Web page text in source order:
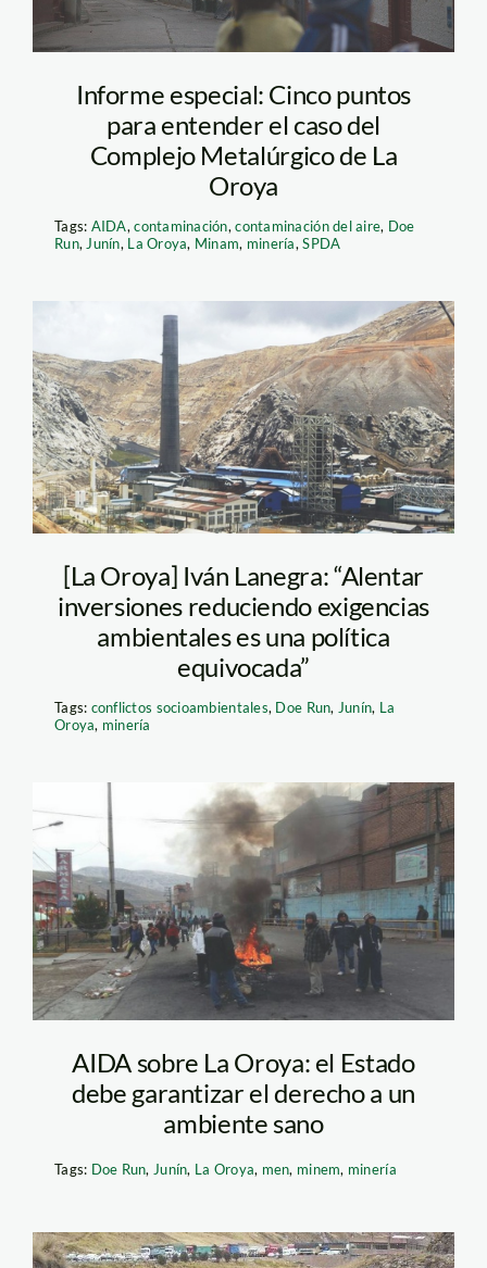
Informe especial: Cinco puntos
para entender el caso del
Complejo Metalúrgico de La
Oroya
Tags: AIDA,contaminación,contaminación del aire, Doe
Run, Junín, La Oroya, Minam, minería,SPDA
la oroya_rpp
[La Oroya] Iván Lanegra: “Alentar
inversiones reduciendo exigencias
ambientales es una política
equivocada”
Tags: conflictos socioambientales, Doe Run, Junín, La
Oroya, minería
la oroya_elcomercio
AIDA sobre La Oroya: el Estado
debe garantizar el derecho a un
ambiente sano
Tags: Doe Run, Junín, La Oroya, men, minem, minería